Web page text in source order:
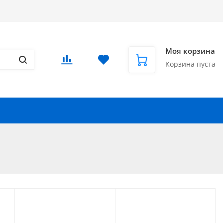
Моя корзина
Корзина пуста